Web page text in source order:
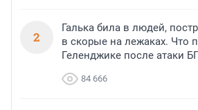
2
Галька била в людей,
в скорые на лежаках. Что
Геленджике после атаки
84 666